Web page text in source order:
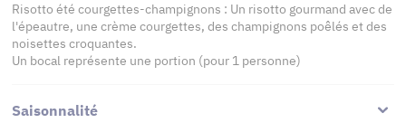
Risotto été courgettes-champignons : Un risotto gourmand avec de
l'épeautre, une crème courgettes, des champignons poêlés et des
noisettes croquantes.
Un bocal représente une portion (pour 1 personne)
Saisonnalité